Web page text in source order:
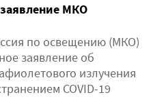
МКО
по освещению (МКО)
заявление об
излучения
COVID-19